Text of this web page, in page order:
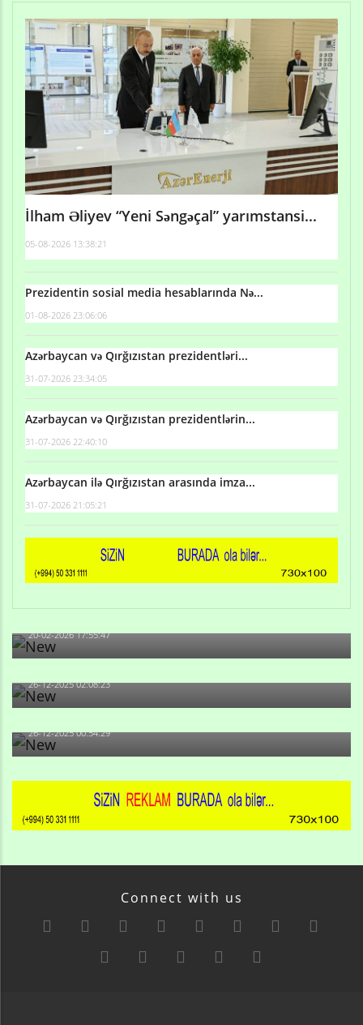
İlham Əliyev “Yeni Səngəçal” yarımstansi...
05-08-2026 13:38:21
Prezidentin sosial media hesablarında Nə...
01-08-2026 23:06:06
Azərbaycan və Qırğızıstan prezidentləri...
31-07-2026 23:34:05
Azərbaycan və Qırğızıstan prezidentlərin...
31-07-2026 22:40:10
Azərbaycan ilə Qırğızıstan arasında imza...
31-07-2026 21:05:21
Qulu Məhərrəmli: Sosial şəbəkələrdə söyüş niyə artıb?
20-02-2026 17:55:47
Məni bura NAZİR GÖNDƏRİB - 1937-ci ildən fəaliyyətdə
olan və...
26-12-2025 02:08:23
-Ay qız, sən məhkəməni udmayacaqsan... Sən bilirsən
də, məni...
26-12-2025 00:54:29
Connect with us